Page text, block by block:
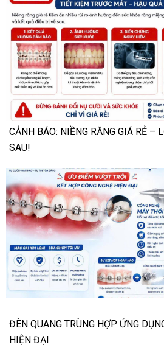
CẢNH BÁO: NIỀNG RĂNG GIÁ RẺ –
SAU!
ĐÈN QUANG TRÙNG HỢP ỨNG
HIỆN ĐẠI